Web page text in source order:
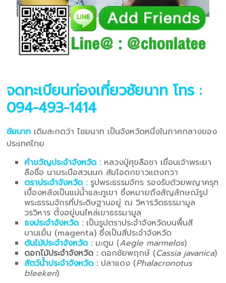
จดทะเบียนท่องเที่ยวชัยนาทโทร :
094-493-1414
ชัยนาท เดิมสะกดว่า ไชยนาท เป็นจังหวัดหนึ่งในภาคกลางของ
ประเทศไทย
คำขวัญประจำจังหวัด :หลวงปู่ศุขลือชา เขื่อนเจ้าพระยา
ลือชื่อ นามระบือสวนนก ส้มโอดกขาวแตงกวา
ตราประจำจังหวัด :รูปพระธรรมจักร รองรับด้วยพญาครุฑ
เบื้องหลังเป็นแม่น้ำและภูเขา ซึ่งหมายถึงสัญลักษณ์รูป
พระธรรมจักรที่ประดิษฐานอยู่ ณ วิหารวัดธรรมามูล
วรวิหาร ตั้งอยู่บนไหล่เขาธรรมามูล
ธงประจำจังหวัด :เป็นรูปตราประจำจังหวัดบนพื้นสี
บานเย็น (magenta) ซึ่งเป็นสีประจำจังหวัด
ต้นไม้ประจำจังหวัด :มะตูม (Aegle marmelos)
ดอกไม้ประจำจังหวัด :ดอกชัยพฤกษ์ (Cassia javanica)
สัตว์น้ำประจำจังหวัด :ปลาแดง (Phalacronotus
bleekeri)